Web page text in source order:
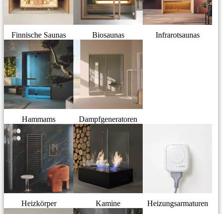
Finnische Saunas Biosaunas Infrarotsaunas
Hammams Dampfgeneratoren
Heizkörper Kamine Heizungsarmaturen